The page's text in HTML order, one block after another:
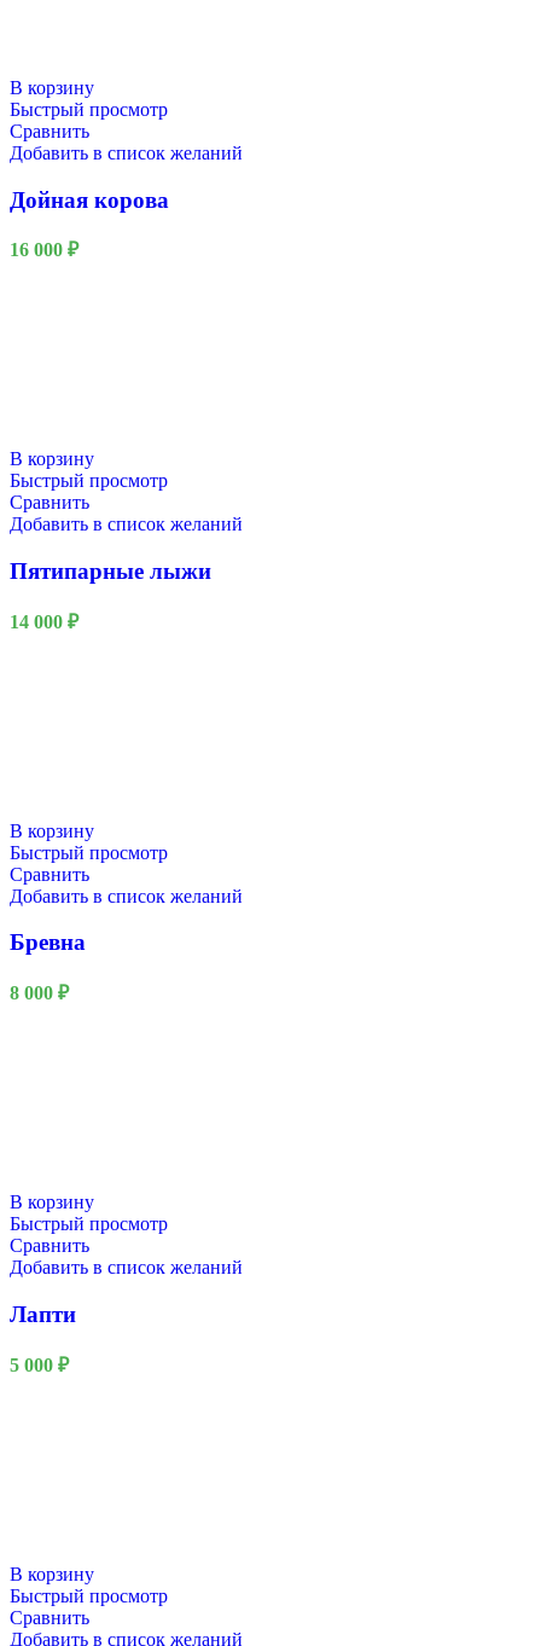
В корзину
Быстрый просмотр
Сравнить
Добавить в список желаний
Дойная корова
16 000 ₽
В корзину
Быстрый просмотр
Сравнить
Добавить в список желаний
Пятипарные лыжи
14 000 ₽
В корзину
Быстрый просмотр
Сравнить
Добавить в список желаний
Бревна
8 000 ₽
В корзину
Быстрый просмотр
Сравнить
Добавить в список желаний
Лапти
5 000 ₽
В корзину
Быстрый просмотр
Сравнить
Добавить в список желаний